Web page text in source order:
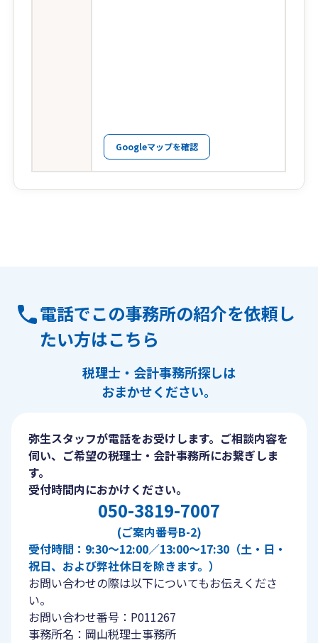
Googleマップを確認
電話でこの事務所の紹介を依頼し
たい方はこちら
税理士・会計事務所探しは
おまかせください。
弥生スタッフが電話をお受けします。ご相談内容を
伺い、ご希望の税理士・会計事務所にお繋ぎしま
す。
受付時間内におかけください。
050-3819-7007
(ご案内番号B-2)
受付時間：9:30〜12:00／13:00〜17:30（土・日・
祝日、および弊社休日を除きます。）
お問い合わせの際は以下についてもお伝えくださ
い。
お問い合わせ番号：P011267
事務所名：岡山税理士事務所